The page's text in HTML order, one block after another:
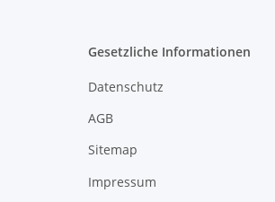
Gesetzliche Informationen
Datenschutz
AGB
Sitemap
Impressum